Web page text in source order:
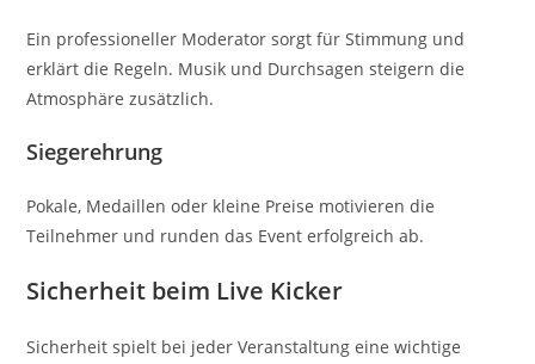
Ein professioneller Moderator sorgt für Stimmung und
erklärt die Regeln. Musik und Durchsagen steigern die
Atmosphäre zusätzlich.
Siegerehrung
Pokale, Medaillen oder kleine Preise motivieren die
Teilnehmer und runden das Event erfolgreich ab.
Sicherheit beim Live Kicker
Sicherheit spielt bei jeder Veranstaltung eine wichtige